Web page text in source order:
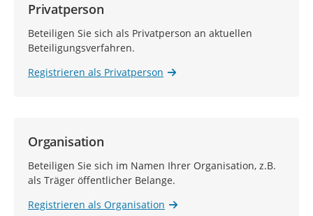
Privatperson
Beteiligen Sie sich als Privatperson an aktuellen
Beteiligungsverfahren.
Registrieren als Privatperson
Organisation
Beteiligen Sie sich im Namen Ihrer Organisation, z.B.
als Träger öffentlicher Belange.
Registrieren als Organisation